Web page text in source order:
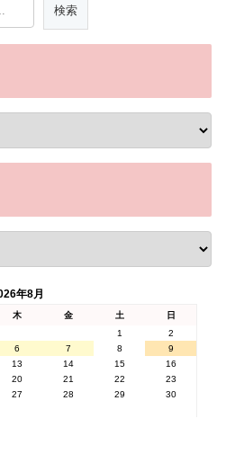
年8月
木 金 土
日
1
2
6 7 8
9
13 14 15
16
20 21 22
23
27 28 29
30